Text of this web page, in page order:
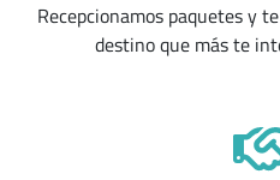
Recepcionamos paquetes y
destino que más te